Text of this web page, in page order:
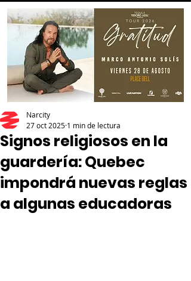
Signos religiosos en la
guardería: Quebec
impondrá nuevas reglas
a algunas educadoras
Narcity
27 oct 2025 1 min de lectura